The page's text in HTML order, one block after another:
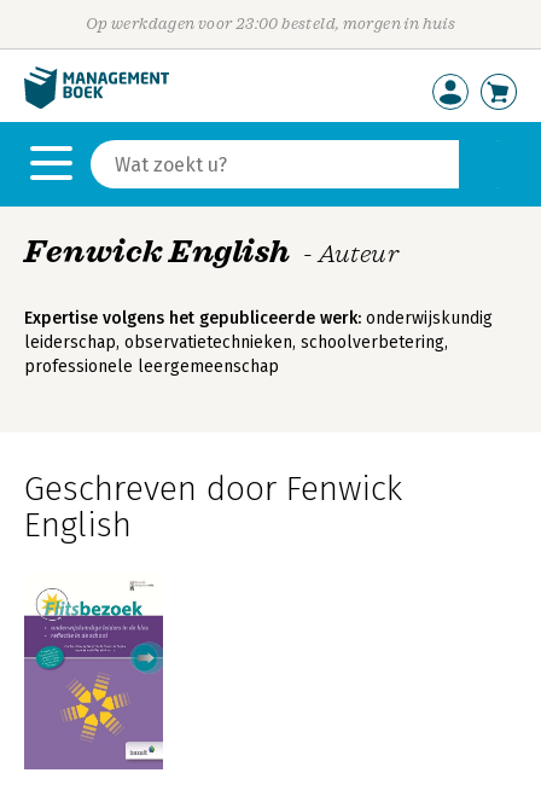
Op werkdagen voor 23:00 besteld, morgen in huis
Fenwick English - Auteur
Expertise volgens het gepubliceerde werk: onderwijskundig
leiderschap, observatietechnieken, schoolverbetering,
professionele leergemeenschap
Geschreven door Fenwick
English